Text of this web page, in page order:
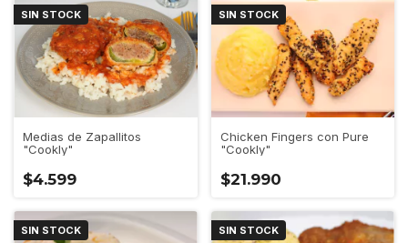
SIN STOCK
Medias de Zapallitos
"Cookly"
$4.599
SIN STOCK
Chicken Fingers con Pure
"Cookly"
$21.990
SIN STOCK SIN STOCK